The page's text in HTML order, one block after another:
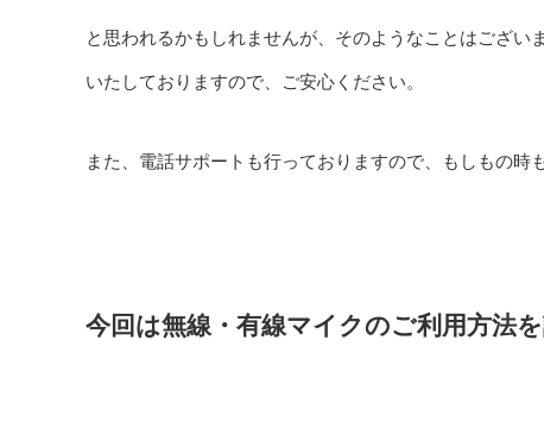
と思われるかもしれませんが、そのようなことはござ
いたしておりますので、ご安心ください。
また、電話サポートも行っておりますので、もしもの時
今回は無線・有線マイクのご利用方法